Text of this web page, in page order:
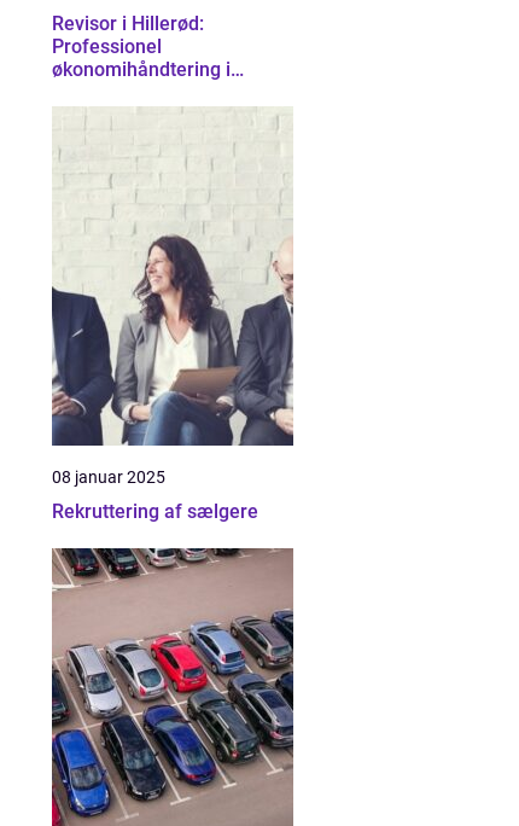
Revisor i Hillerød:
Professionel
økonomihåndtering i
08 januar 2025
Rekruttering af sælgere